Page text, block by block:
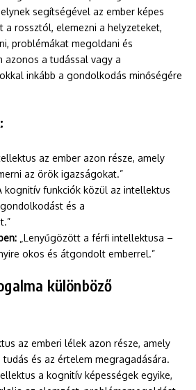
segítségével az ember képes
rossztól, elemezni a helyzeteket,
problémákat megoldani és
azonos a tudással vagy a
inkább a gondolkodás minőségére
az ember azon része, amely
az örök igazságokat.”
kognitív funkciók közül az intellektus
és a
„Lenyűgözött a férfi intellektusa –
okos és átgondolt emberrel.”
különböző
az emberi lélek azon része, amely
tudás és az értelem megragadására.
a kognitív képességek egyike,